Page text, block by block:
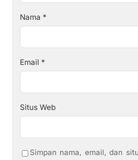
Nama *
Email *
Situs Web
Simpan nama, email, dan